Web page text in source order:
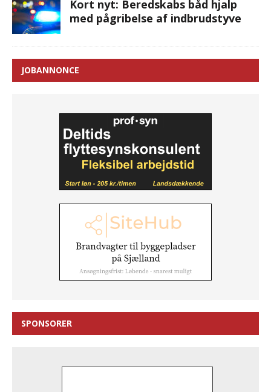
Kort nyt: Beredskabs båd hjalp
med pågribelse af indbrudstyve
JOBANNONCE
SPONSORER